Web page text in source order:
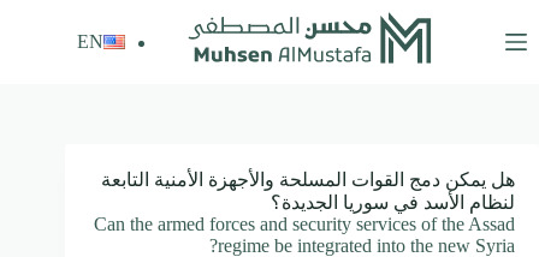
إلى
المحتوى
EN
هل يمكن دمج القوات المسلحة والأجهزة الأمنية التابعة
لنظام الأسد في سوريا الجديدة؟
Can the armed forces and security services of the Assad
regime be integrated into the new Syria?